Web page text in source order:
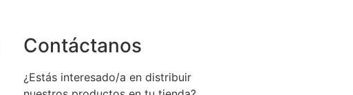
Contáctanos
¿Estás interesado/a en distribuir